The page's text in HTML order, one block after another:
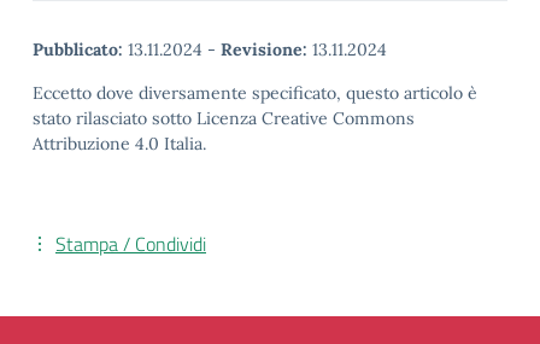
Pubblicato: 13.11.2024 - Revisione: 13.11.2024
Eccetto dove diversamente specificato, questo articolo è
stato rilasciato sotto Licenza Creative Commons
Attribuzione 4.0 Italia.
Stampa / Condividi